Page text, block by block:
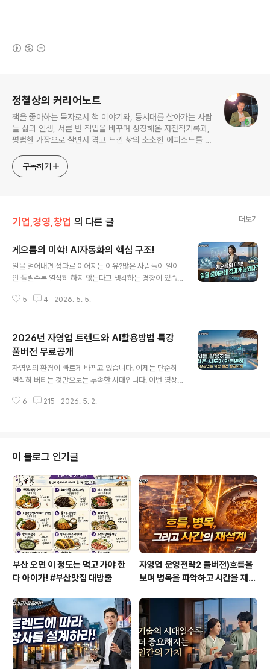
정철상의 커리어노트
책을 좋아하는 독자로서 책 이야기와, 동시대를 살아가는 사람
들 삶과 인생, 서른 번 직업을 바꾸며 성장해온 자전적기록과,
평범한 가장으로 살면서 겪고 느낀 삶의 소소한 에피소드를 전
고픈 커리어코치, 유튜브: 정교수의 인생수업
구독하기
기업,경영,창업 의 다른 글 더보기
게으름의 미학! AI자동화의 핵심 구조!
일을 덜어내면 성과로 이어지는 이유?많은 사람들이 일이
안 풀릴수록 열심히 하지 않는다고 생각하는 경향이 있습
만 오히려 일을 줄이면 성과도 늘어나는 아이러니 믿기십
3단계 접근, 그리고 실제 사례까지 실용 중심으로 담았습
니다. 영상을 보시면, 내 일에 어떻게 적용할지 더 또렷하게
보이실 겁니다. 유튜브로 보기: https://youtu.be/__Edg
0cpLmA 주요내용:1. 일을 덜어내면 성과로 이어지는 이
유 - 일 덜 하는 법을 모르면, 결국 일만 늘어나… - 게으름
의 미학 - 현장의 목소리: 분식집 사장님 이야기 - 반복되
5 4 2026. 5. 5.
2026년 자영업 트렌드와 AI활용방법 특강
풀버전 무료공개
자영업의 환경이 빠르게 바뀌고 있습니다. 이제는 단순히
열심히 버티는 것만으로는 부족한 시대입니다. 이번 영상
전략, 실제 자영업자의 AI 도입 사례, 챗GPT와 Canva를
훨씬 더 쉽게 이해하실 수 있을 겁니다. 유튜브로 보기: htt
ps://youtu.be/riyS8pmh_gM 주요내용:1부_자영업 트
렌드와 원맨테크시대의 경영전략 1. 2026년 자영업 트렌
드 - 극심한 구조적 위기와 전환의 해 - 2026년을 이끄는
자영업 10대 키워드 - 가성비 전략의 양면성 - 가성비 ..
6 215 2026. 5. 2.
이 블로그 인기글
부산 오면 이 정도는 먹고 가야 한
다 아이가! #부산맛집 대방출
자영업 운영전략2 풀버전)흐름을
보며 병목을 파악하고 시간을 재설